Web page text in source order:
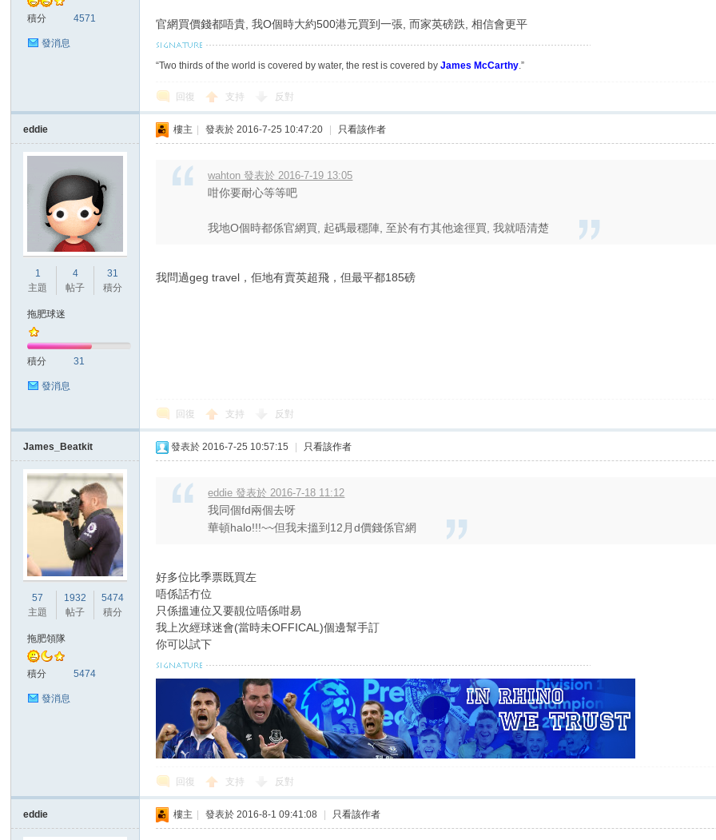
積分 4571
發消息
官網買價錢都唔貴, 我O個時大約500港元買到一張, 而家英磅跌, 相信會更平
“Two thirds of the world is covered by water, the rest is covered byJames McCarthy.”
回復 支持 反對
eddie
1
主題
4
帖子
31
積分
拖肥球迷
積分 31
發消息
樓主 發表於 2016-7-25 10:47:20 只看該作者
wahton 發表於 2016-7-19 13:05
咁你要耐心等等吧
我地O個時都係官網買, 起碼最穩陣, 至於有冇其他途徑買, 我就唔清楚
我問過geg travel，佢地有賣英超飛，但最平都185磅
回復 支持 反對
James_Beatkit
57
主題
1932
帖子
5474
積分
拖肥領隊
積分 5474
發消息
發表於 2016-7-25 10:57:15 只看該作者
eddie 發表於 2016-7-18 11:12
我同個fd兩個去呀
華頓halo!!!~~但我未搵到12月d價錢係官網
好多位比季票既買左
唔係話冇位
只係搵連位又要靚位唔係咁易
我上次經球迷會(當時未OFFICAL)個邊幫手訂
你可以試下
回復 支持 反對
eddie 樓主 發表於 2016-8-1 09:41:08 只看該作者